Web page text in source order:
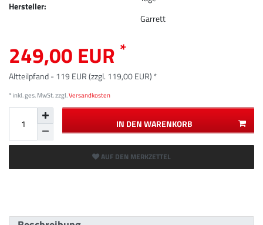
Hersteller:
Garrett
249,00 EUR *
Altteilpfand - 119 EUR (zzgl. 119,00 EUR) *
* inkl. ges. MwSt. zzgl.Versandkosten
IN DEN WARENKORB
AUF DEN MERKZETTEL